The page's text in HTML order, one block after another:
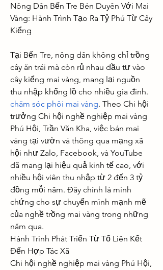
Nông Dân Bến Tre Bén Duyên Với Mai
Vàng: Hành Trình Tạo Ra Tỷ Phú Từ Cây
Kiểng
Tại Bến Tre, nông dân không chỉ trồng
cây ăn trái mà còn rủ nhau đầu tư vào
cây kiểng mai vàng, mang lại nguồn
chăm sóc phôi mai vàng. Theo Chi hội
trưởng Chi hội nghề nghiệp mai vàng
Phú Hội, Trần Văn Kha, việc bán mai
vàng tại vườn và thông qua mạng xã
hội như Zalo, Facebook, và YouTube
đã mang lại hiệu quả kinh tế cao, với
nhiều hội viên thu nhập từ 2 đến 3 tỷ
đồng mỗi năm. Đây chính là minh
chứng cho sự chuyển mình mạnh mẽ
của nghề trồng mai vàng trong những
năm qua.
Hành Trình Phát Triển Từ Tổ Liên Kết
Đến Hợp Tác Xã
Chi hội nghề nghiệp mai vàng Phú Hội,